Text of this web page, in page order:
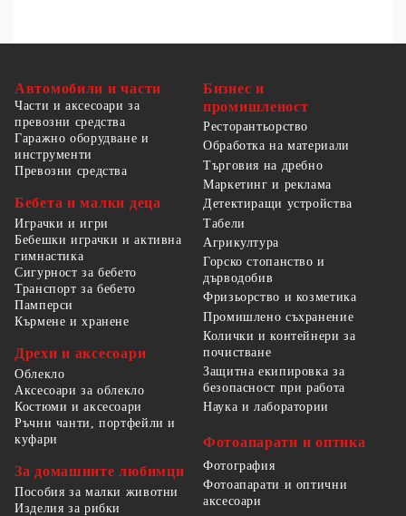
Автомобили и части
Части и аксесоари за
превозни средства
Гаражно оборудване и
инструменти
Превозни средства
Бебета и малки деца
Играчки и игри
Бебешки играчки и активна
гимнастика
Сигурност за бебето
Транспорт за бебето
Памперси
Кърмене и хранене
Дрехи и аксесоари
Облекло
Аксесоари за облекло
Костюми и аксесоари
Ръчни чанти, портфейли и
куфари
За домашните любимци
Пособия за малки животни
Изделия за рибки
Бизнес и
промишленост
Ресторантьорство
Обработка на материали
Търговия на дребно
Маркетинг и реклама
Детектиращи устройства
Табели
Агрикултура
Горско стопанство и
дърводобив
Фризьорство и козметика
Промишлено съхранение
Колички и контейнери за
почистване
Защитна екипировка за
безопасност при работа
Наука и лаборатории
Фотоапарати и оптика
Фотография
Фотоапарати и оптични
аксесоари